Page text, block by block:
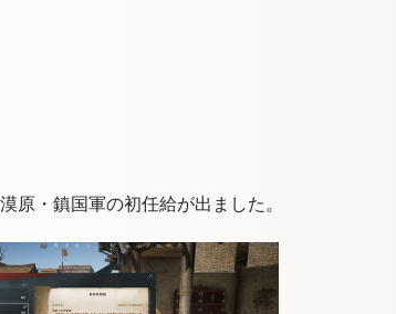
原・鎮国軍の初任給が出ました。